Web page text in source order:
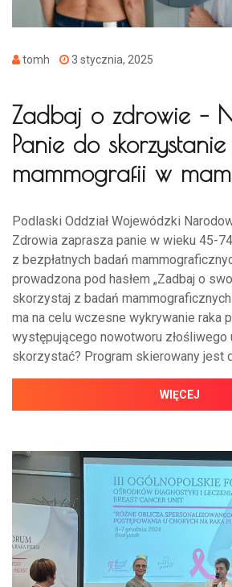
tomh 3 stycznia, 2025
Zadbaj o zdrowie –
Panie do skorzystanie
mammografii w
Podlaski Oddział Wojewódzki
Zdrowia zaprasza panie w wieku 45-
z bezpłatnych badań
prowadzona pod hasłem „Zadbaj o
skorzystaj z badań
ma na celu wczesne wykrywanie raka
występującego nowotworu
skorzystać? Program skierowany jest
WIĘCEJ